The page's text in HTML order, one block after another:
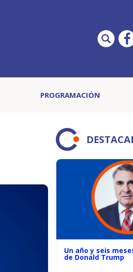
PROGRAMACIÓN
Un año y seis
de Donald Trump